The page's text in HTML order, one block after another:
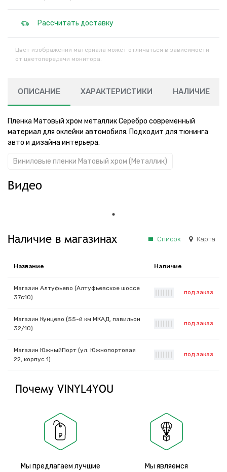
Рассчитать доставку
Цвет изображений материала может отличаться в зависимости
от цветопередачи монитора.
ОПИСАНИЕ ХАРАКТЕРИСТИКИ НАЛИЧИЕ
Пленка Матовый хром металлик Серебро современный
материал для оклейки автомобиля. Подходит для тюнинга
авто и дизайна интерьера.
Виниловые пленки Матовый хром (Металлик)
Видео
Наличие в магазинах Список Карта
Название Наличие
Магазин Алтуфьево (Алтуфьевское шоссе
37с10)
под заказ
Магазин Кунцево (55-й км МКАД, павильон
32/10)
под заказ
Магазин ЮжныйПорт (ул. Южнопортовая
22, корпус 1)
под заказ
Почему VINYL4YOU
Мы предлагаем лучшие
Мы являемся